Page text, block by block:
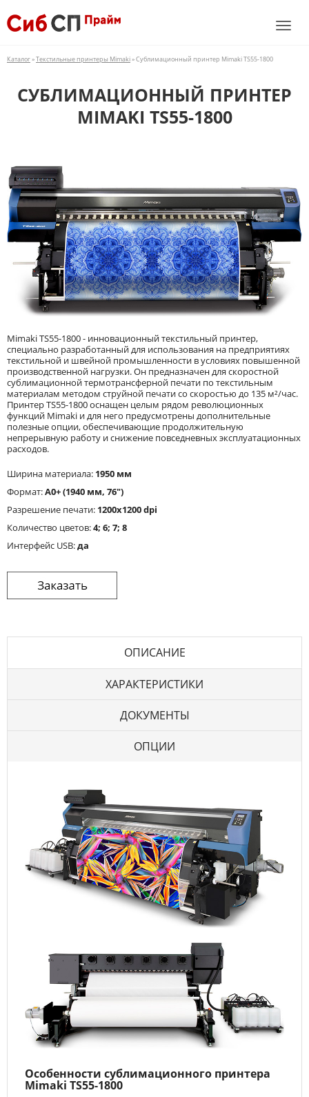
Каталог»Текстильные принтеры Mimaki» Сублимационный принтер Mimaki TS55-1800
СУБЛИМАЦИОННЫЙ ПРИНТЕР
MIMAKI TS55-1800
Mimaki TS55-1800 - инновационный текстильный принтер,
специально разработанный для использования на предприятиях
текстильной и швейной промышленности в условиях повышенной
производственной нагрузки. Он предназначен для скоростной
сублимационной термотрансферной печати по текстильным
материалам методом струйной печати со скоростью до 135 м²/час.
Принтер TS55-1800 оснащен целым рядом революционных
функций Mimaki и для него предусмотрены дополнительные
полезные опции, обеспечивающие продолжительную
непрерывную работу и снижение повседневных эксплуатационных
расходов.
Ширина материала: 1950 мм
Формат:A0+ (1940 мм, 76")
Разрешение печати: 1200x1200 dpi
Количество цветов:4; 6; 7; 8
Интерфейс USB:да
ОПИСАНИЕ
ХАРАКТЕРИСТИКИ
ДОКУМЕНТЫ
ОПЦИИ
Особенности сублимационного принтера
Mimaki TS55-1800